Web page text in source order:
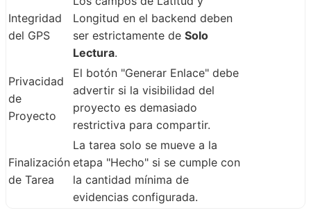
Integridad
del GPS
Longitud en el backend deben
ser estrictamente de Solo
Lectura.
Privacidad
de
Proyecto
El botón "Generar Enlace" debe
advertir si la visibilidad del
proyecto es demasiado
restrictiva para compartir.
Finalización
de Tarea
La tarea solo se mueve a la
etapa "Hecho" si se cumple con
la cantidad mínima de
evidencias configurada.